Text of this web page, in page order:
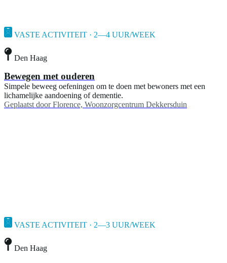
VASTE ACTIVITEIT · 2—4 UUR/WEEK
Den Haag
Bewegen met ouderen
Simpele beweeg oefeningen om te doen met bewoners met een
lichamelijke aandoening of dementie.
Geplaatst door Florence, Woonzorgcentrum Dekkersduin
VASTE ACTIVITEIT · 2—3 UUR/WEEK
Den Haag